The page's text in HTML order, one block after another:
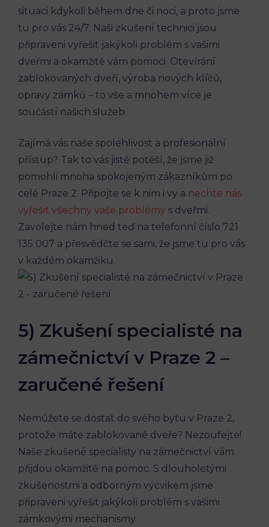
situaci kdykoli během dne či noci, a proto jsme
tu pro vás 24/7. Naši zkušení technici jsou
připraveni vyřešit jakýkoli problém s vašimi
dveřmi a okamžitě vám pomoci. Otevírání
zablokovaných dveří, výroba nových klíčů,
opravy zámků – to vše a mnohem více je
součástí našich služeb.
Zajímá vás naše spolehlivost a profesionální
přístup? Tak to vás jistě potěší, že jsme již
pomohli mnoha spokojeným zákazníkům po
celé Praze 2. Připojte se k nim i vy a nechte nás
vyřešit všechny vaše problémy s dveřmi.
Zavolejte nám hned teď na telefonní číslo 721
135 007 a přesvědčte se sami, že jsme tu pro vás
v každém okamžiku.
5) Zkušení specialisté na
zámečnictví v Praze 2 –
zaručené řešení
Nemůžete se dostat do svého bytu v Praze 2,
protože máte zablokované dveře? Nezoufejte!
Naše zkušené specialisty na zámečnictví vám
přijdou okamžitě na pomoc. S dlouholetými
zkušenostmi a odborným výcvikem jsme
připraveni vyřešit jakýkoli problém s vašimi
zámkovými mechanismy.